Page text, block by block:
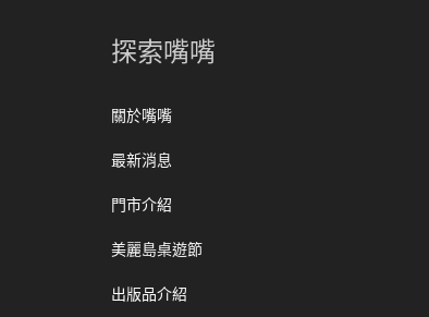
探索嘴嘴
關於嘴嘴
最新消息
門市介紹
美麗島桌遊節
出版品介紹